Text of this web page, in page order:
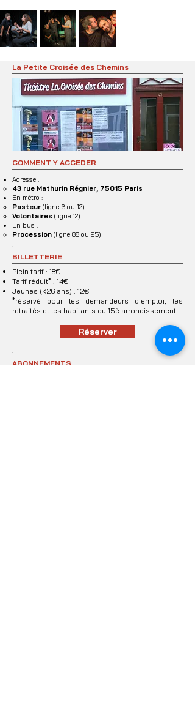
La Petite Croisée des Chemins
COMMENT Y ACCEDER
Adresse :
43 rue Mathurin Régnier, 75015 Paris
En métro :
Pasteur (ligne 6 ou 12)
Volontaires (ligne 12)
En bus :
Procession (ligne 88 ou 95)
.
BILLETTERIE
Plein tarif : 18€
Tarif réduit* : 14€
Jeunes (<26 ans) : 12€
*réservé pour les demandeurs d'emploi, les
retraités et les habitants du 15è arrondissement
Réserver
.
ABONNEMENTS